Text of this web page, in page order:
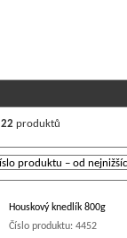
22 produktů
Houskový knedlík 800g
Číslo produktu: 4452